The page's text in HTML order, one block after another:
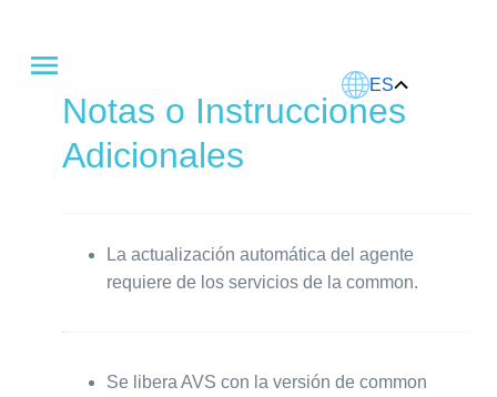
ES
Notas o Instrucciones
Adicionales
La actualización automática del agente
requiere de los servicios de la common.
Se libera AVS con la versión de common